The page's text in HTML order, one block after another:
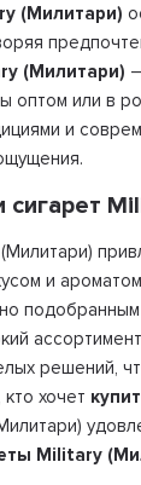
(Милитари)
(Милитари)
оптом или в
и
сигарет
и
решений,
хочет
Military